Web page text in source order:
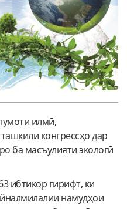
илмӣ,
конгрессҳо дар
ба масъулияти экологӣ
ибтикор гирифт, ки
намудҳои